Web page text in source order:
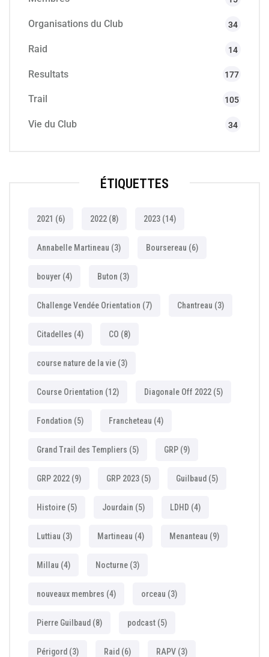
Organisations du Club 34
Raid 14
Resultats 177
Trail 105
Vie du Club 34
ÉTIQUETTES
2021 (6) 2022 (8) 2023 (14)
Annabelle Martineau (3) Boursereau (6)
bouyer (4) Buton (3)
Challenge Vendée Orientation (7) Chantreau (3)
Citadelles (4) CO (8)
course nature de la vie (3)
Course Orientation (12) Diagonale Off 2022 (5)
Fondation (5) Francheteau (4)
Grand Trail des Templiers (5) GRP (9)
GRP 2022 (9) GRP 2023 (5) Guilbaud (5)
Histoire (5) Jourdain (5) LDHD (4)
Luttiau (3) Martineau (4) Menanteau (9)
Millau (4) Nocturne (3)
nouveaux membres (4) orceau (3)
Pierre Guilbaud (8) podcast (5)
Périgord (3) Raid (6) RAPV (3)